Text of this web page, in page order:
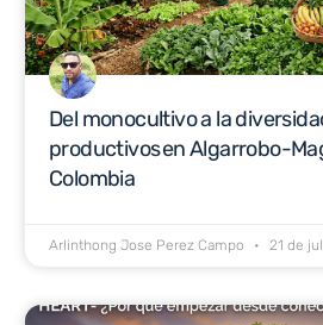
Del monocultivo a la
productivos en Algarrobo-
Colombia
Arlinthong Jose Perez Campo 21 de